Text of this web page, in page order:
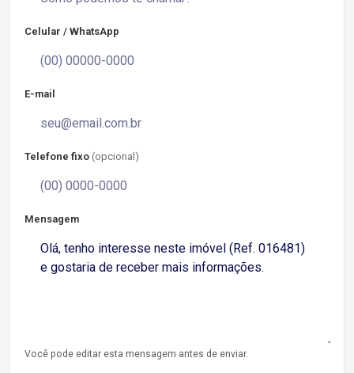
Celular / WhatsApp
E-mail
Telefone fixo (opcional)
Mensagem
Você pode editar esta mensagem antes de enviar.